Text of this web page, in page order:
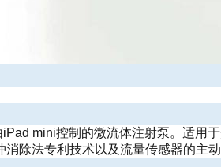
mini控制的微流体注射泵。适用
除法专利技术以及流量传感器的主